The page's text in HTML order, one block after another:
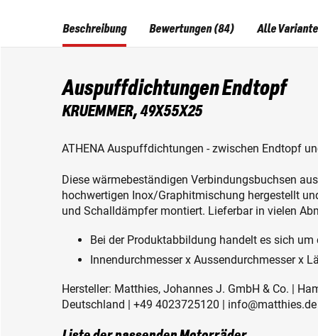
Beschreibung
Auspuffdichtungen Endtopf
KRUEMMER, 49X55X25
ATHENA Auspuffdichtungen - zwischen Endtopf
Diese wärmebeständigen Verbindungsbuchsen
hochwertigen Inox/Graphitmischung hergestellt
und Schalldämpfer montiert. Lieferbar in vielen
Bei der Produktabbildung handelt es sich um
Innendurchmesser x Aussendurchmesser x
Hersteller: Matthies, Johannes J. GmbH & Co. |
Deutschland | +49 4023725120 |
Bewertungen (84) Alle